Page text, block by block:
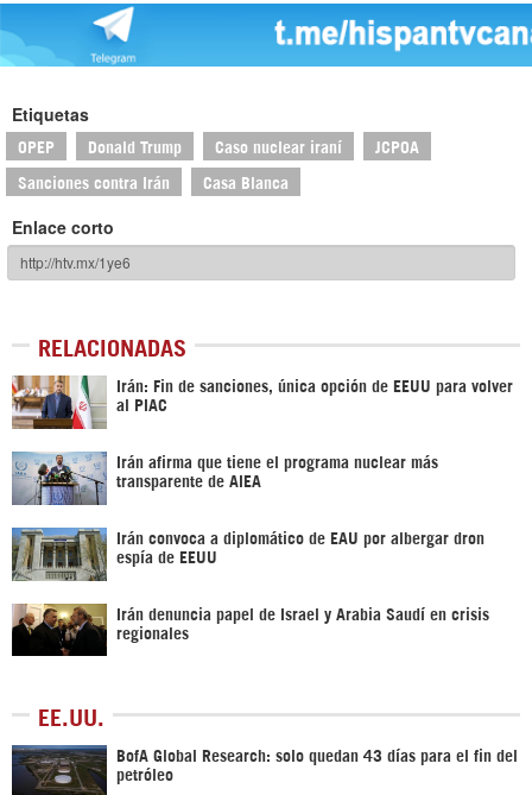
Etiquetas
OPEP Donald Trump Caso nuclear iraní JCPOA
Sanciones contra Irán Casa Blanca
Enlace corto
RELACIONADAS
Irán: Fin de sanciones, única opción de EEUU para volver
al PIAC
Irán afirma que tiene el programa nuclear más
transparente de AIEA
Irán convoca a diplomático de EAU por albergar dron
espía de EEUU
Irán denuncia papel de Israel y Arabia Saudí en crisis
regionales
EE.UU.
BofA Global Research: solo quedan 43 días para el fin del
petróleo